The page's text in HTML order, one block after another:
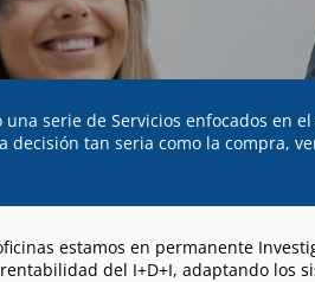
serie de Servicios enfocados en
decisión tan seria como la compra,
estamos en permanente
del I+D+I, adaptando los